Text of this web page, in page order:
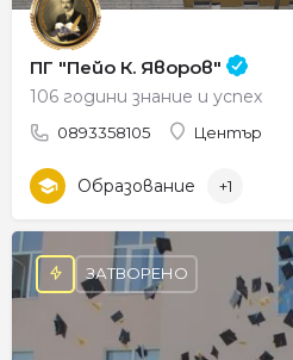
ПГ "Пейо К. Яворов"
106 години знание и успех
0893358105 Център
Образование +1
ЗАТВОРЕНО